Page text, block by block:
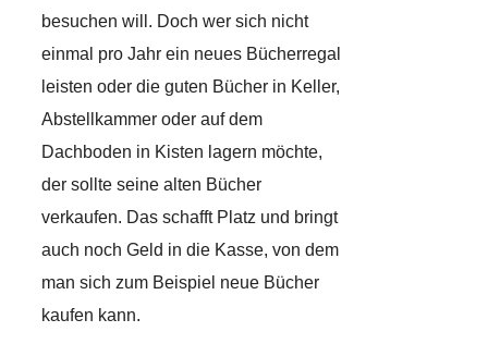
besuchen will. Doch wer sich nicht
einmal pro Jahr ein neues Bücherregal
leisten oder die guten Bücher in Keller,
Abstellkammer oder auf dem
Dachboden in Kisten lagern möchte,
der sollte seine alten Bücher
verkaufen. Das schafft Platz und bringt
auch noch Geld in die Kasse, von dem
man sich zum Beispiel neue Bücher
kaufen kann.